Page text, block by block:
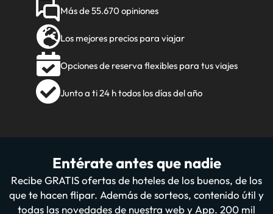
Más de 55.670 opiniones
Los mejores precios para viajar
Opciones de reserva flexibles para tus viajes
Junto a ti 24 h todos los días del año
Entérate antes que nadie
Recibe GRATIS ofertas de hoteles de los buenos, de los
que te hacen flipar. Además de sorteos, contenido útil y
todas las novedades de nuestra web y App. 200 mil